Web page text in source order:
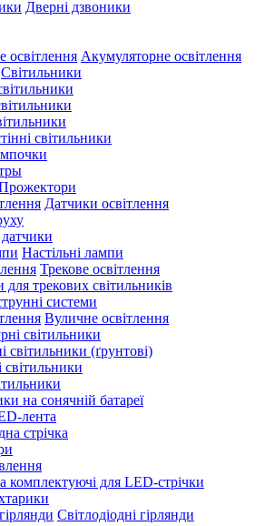
Дверні дзвоники
Акумуляторне освітлення
Світильники
світильники
Датчики освітлення
датчики
Настільні лампи
Трекове освітлення
для трекових світильників
системи
Вуличне освітлення
світильники
світильники (ґрунтові)
світильники
на сонячній батареї
лента
стрічка
комплектуючі для LED-стрічки
Світлодіодні гірлянди